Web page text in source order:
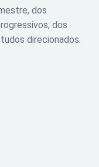
dos
dos
direcionados.